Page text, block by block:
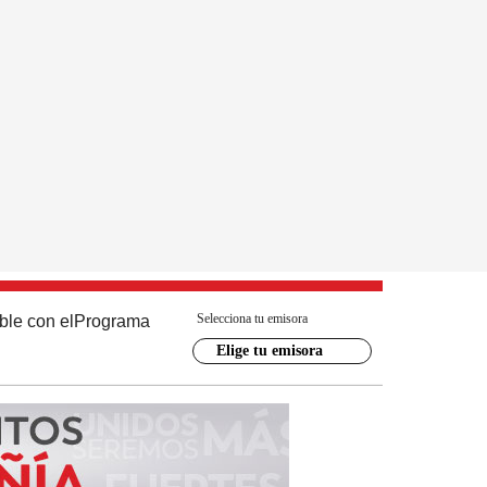
con el Programa Selecciona tu emisora
Elige tu emisora